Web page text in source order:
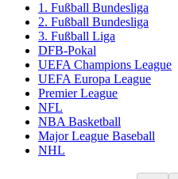
1. Fußball Bundesliga
2. Fußball Bundesliga
3. Fußball Liga
DFB-Pokal
UEFA Champions League
UEFA Europa League
Premier League
NFL
NBA Basketball
Major League Baseball
NHL